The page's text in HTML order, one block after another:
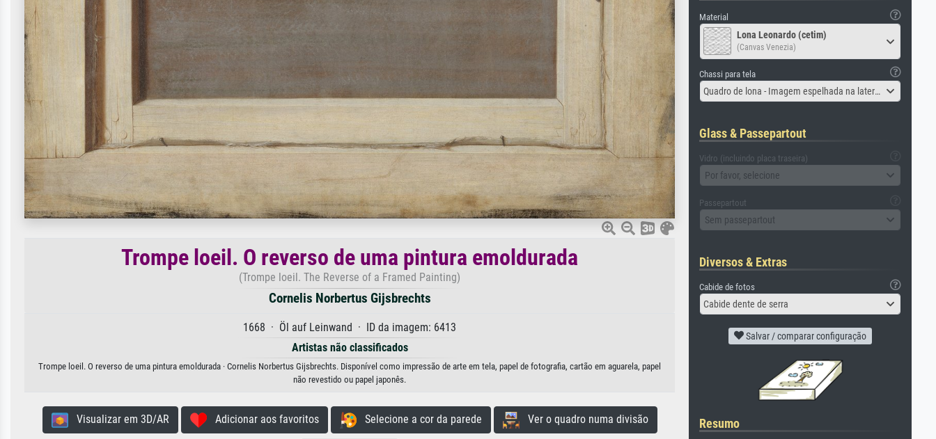
Trompe loeil. O reverso de uma pintura emoldurada
(Trompe loeil. The Reverse of a Framed Painting)
Cornelis Norbertus Gijsbrechts
1668 · Öl auf Leinwand · ID da imagem: 6413
Artistas não classificados
Trompe loeil. O reverso de uma pintura emoldurada · Cornelis Norbertus Gijsbrechts. Disponível como impressão de arte em tela, papel de fotografia, cartão em aguarela, papel
não revestido ou papel japonês.
Visualizar em 3D/AR Adicionar aos favoritos Selecione a cor da parede Ver o quadro numa divisão
Material
Lona Leonardo (cetim)
(Canvas Venezia)
Chassi para tela
Quadro de lona - Imagem espelhada na lateral
Glass & Passepartout
Vidro (incluindo placa traseira)
Por favor, selecione
Passepartout
Sem passepartout
Diversos & Extras
Cabide de fotos
Cabide dente de serra
Salvar / comparar configuração
Resumo